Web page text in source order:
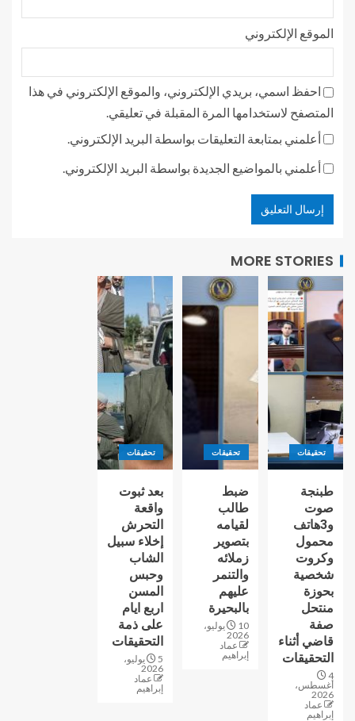
الموقع الإلكتروني
احفظ اسمي، بريدي الإلكتروني، والموقع الإلكتروني في هذا
المتصفح لاستخدامها المرة المقبلة في تعليقي.
أعلمني بمتابعة التعليقات بواسطة البريد الإلكتروني.
أعلمني بالمواضيع الجديدة بواسطة البريد الإلكتروني.
MORE STORIES
تحقيقات
طبنجة
صوت
و3هاتف
محمول
وكروت
شخصية
بحوزة
منتحل
صفة
قاضي أثناء
التحقيقات
4
أغسطس،
2026
عماد
إبراهيم
تحقيقات
ضبط
طالب
لقيامه
بتصوير
زملائه
والتنمر
عليهم
بالبحيرة
10 يوليو،
2026
عماد
إبراهيم
تحقيقات
بعد ثبوت
واقعة
التحرش
إخلاء سبيل
الشاب
وحبس
المسن
اربع ايام
على ذمة
التحقيقات
5 يوليو،
2026
عماد
إبراهيم